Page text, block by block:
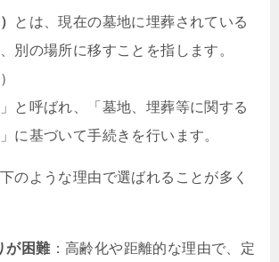
とは、現在の墓地に埋葬されている
別の場所に移すことを指します。
と呼ばれ、「墓地、埋葬等に関する
に基づいて手続きを行います。
のような理由で選ばれることが多く
が困難：高齢化や距離的な理由で、定